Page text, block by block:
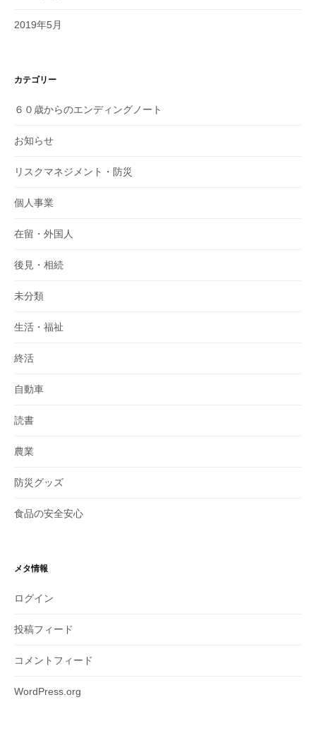
2019年5月
カテゴリー
６０歳からのエンディングノート
お知らせ
リスクマネジメント・防災
個人事業
在留・外国人
後見・相続
未分類
生活・福祉
終活
自動車
読書
農業
防災グッズ
食品の安全安心
メタ情報
ログイン
投稿フィード
コメントフィード
WordPress.org